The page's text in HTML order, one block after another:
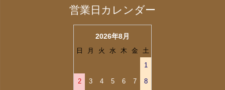
営業日カレンダー
2026年8月
日 月 火 水 木 金
土
1
2 3 4 5 6 7 8